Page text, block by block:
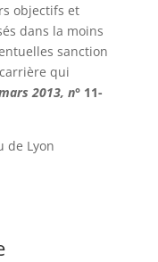
objectifs et
dans la moins
sanction
qui
2013, n°11-
de Lyon